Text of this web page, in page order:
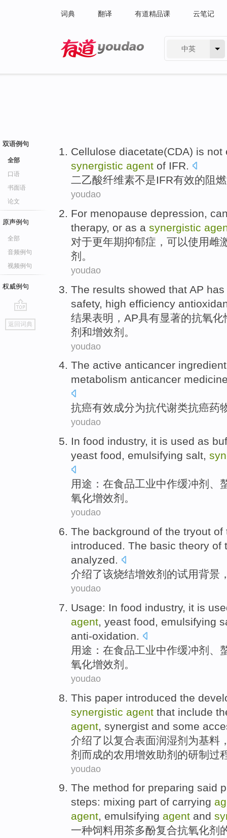
词典 翻译 有道精品课 云笔记
中英
双语例句
全部
口语
书面语
论文
原声例句
全部
音频例句
视频例句
权威例句
go
top
返回词典
Cellulose diacetate(CDA) is not
synergistic agent of IFR.
二乙酸纤维素不是IFR有效的阻燃
youdao
For menopause depression,
therapy, or as a synergistic
对于更年期抑郁症 ， 可以使用雌
剂 。
youdao
The results showed that AP has
safety, high efficiency
结果表明 ， AP具有显著的抗氧化
剂 和增效剂 。
youdao
The active anticancer ingredient
metabolism anticancer
抗癌有效成分为抗代谢类抗癌药
youdao
In food industry, it is used as
yeast food, emulsifying salt,
用途： 在食品工业中作缓冲剂 、
氧化增效剂。
youdao
The background of the tryout of
introduced. The basic theory of
analyzed.
介绍了该烧结增效剂 的试用背景
youdao
Usage: In food industry, it is
agent, yeast food, emulsifying
anti-oxidation.
用途 ： 在食品工业中作缓冲剂 、
氧化增效剂 。
youdao
This paper introduced the
synergistic agent that include
agent synergist and some
介绍了 以复合表面润湿剂 为基料
剂 而成的农用增效助剂的研制过
youdao
The method for preparing said
steps: mixing part of carrying
agent, emulsifying agent and
一种饲料用茶多酚复合抗氧化剂